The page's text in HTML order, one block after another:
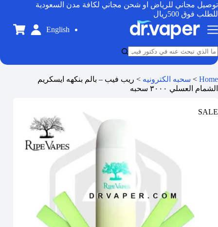
توصيل مجاني للرياض او شحن مجاني لكافة مدن السعودية
للطلب فوق 500ريال
English
Home
> سحبه الكترونيه > ريب فيب – بالم بنكهه ايسكريم
الشمام العسلي ٣٠٠٠ سحبه
SALE